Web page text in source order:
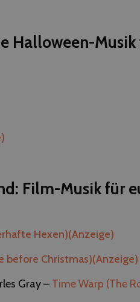
Halloween-
Film-Musik für
Hexen)(Anzeige)
before Christmas)(Anzeige)
Gray – Time Warp (The